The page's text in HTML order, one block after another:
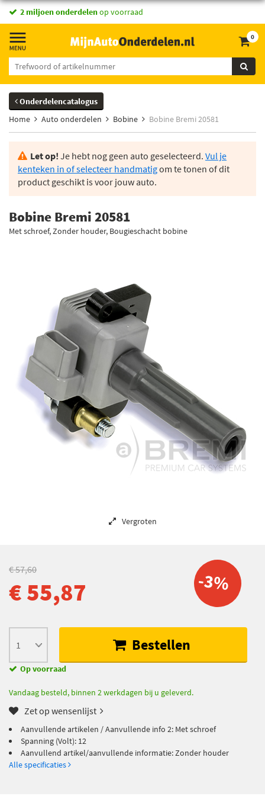
2 miljoen onderdelenop voorraad
0
Onderdelencatalogus
Home
Auto onderdelen Bobine Bobine Bremi 20581
Let op! Je hebt nog geen auto geselecteerd. Vul je
kenteken in of selecteer handmatigom te tonen of dit
product geschikt is voor jouw auto.
Bobine Bremi 20581
Met schroef, Zonder houder, Bougieschacht bobine
Vergroten
-3%
€ 57,60
€ 55,87
Bestellen
Op voorraad
Vandaag besteld, binnen 2 werkdagen bij u geleverd.
Zet op wensenlijst
Aanvullende artikelen / Aanvullende info 2: Met schroef
Spanning (Volt): 12
Aanvullend artikel/aanvullende informatie: Zonder houder
Alle specificaties